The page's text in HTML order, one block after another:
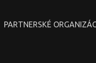
PARTNERSKÉ